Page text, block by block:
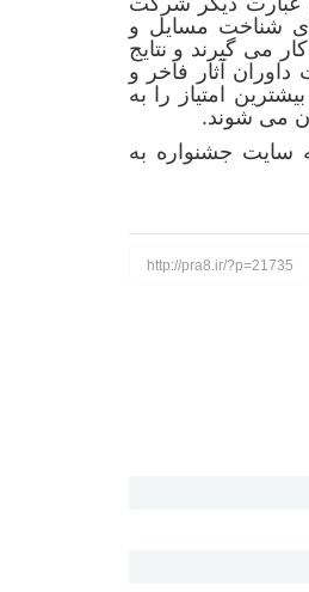
شناخت مسایل و
می گیرند و نتایج
آثار فاخر و
امتیاز را به
می شوند.
سایت جشنواره به
http://pra8.ir/?p=21735